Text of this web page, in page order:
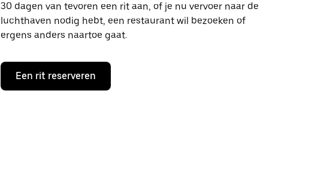
30 dagen van tevoren een rit aan, of je nu vervoer naar de
luchthaven nodig hebt, een restaurant wil bezoeken of
ergens anders naartoe gaat.
Een rit reserveren